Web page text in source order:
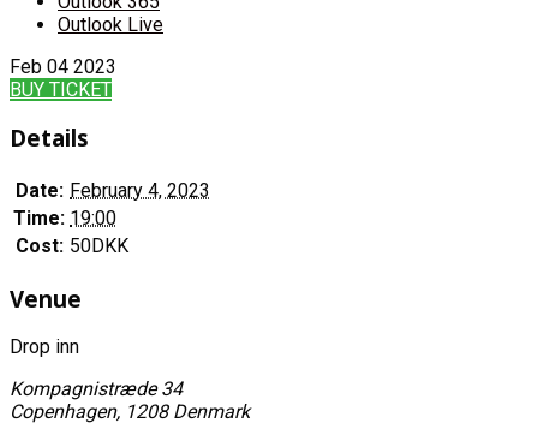
Outlook Live
Feb 04 2023
BUY TICKET
Details
Date: February 4, 2023
Time: 19:00
Cost: 50DKK
Venue
Drop inn
Kompagnistræde 34
Copenhagen, 1208 Denmark